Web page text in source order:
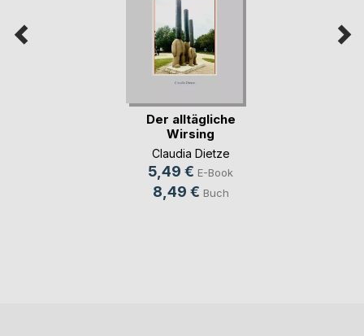
Der alltägliche
Wirsing
Claudia Dietze
5,49 € E-Book
8,49 € Buch